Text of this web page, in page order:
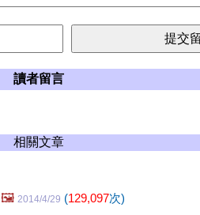
讀者留言
相關文章
🖼️ 2014/4/29 (129,097次)